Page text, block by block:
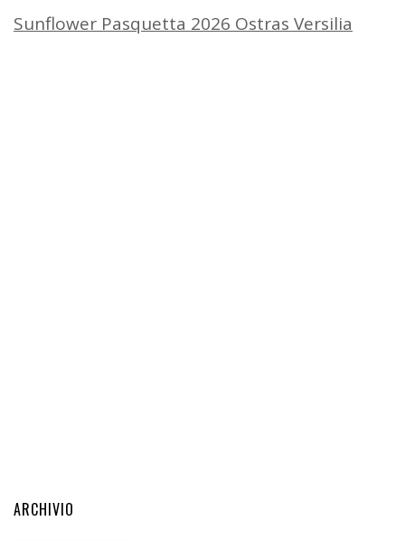
Sunflower Pasquetta 2026 Ostras Versilia
ARCHIVIO